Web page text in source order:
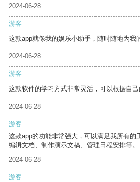
2024-06-28
游客
这款app就像我的娱乐小助手，随时随地为我
2024-06-28
游客
这款软件的学习方式非常灵活，可以根据自己
2024-06-28
游客
这款app的功能非常强大，可以满足我所有的
编辑文档、制作演示文稿、管理日程安排等。
2024-06-28
游客